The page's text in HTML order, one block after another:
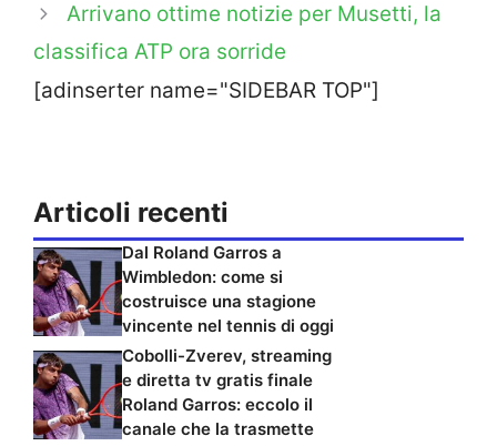
Arrivano ottime notizie per Musetti, la
classifica ATP ora sorride
[adinserter name="SIDEBAR TOP"]
Articoli recenti
Dal Roland Garros a
Wimbledon: come si
costruisce una stagione
vincente nel tennis di oggi
Cobolli-Zverev, streaming
e diretta tv gratis finale
Roland Garros: eccolo il
canale che la trasmette